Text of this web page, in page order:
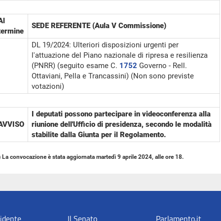
SEDE REFERENTE (Aula V Commissione)
DL 19/2024: Ulteriori disposizioni urgenti per
l'attuazione del Piano nazionale di ripresa e resilienza
(PNRR) (seguito esame C. 1752 Governo - Rell.
Ottaviani, Pella e Trancassini) (Non sono previste
votazioni)
I deputati possono partecipare in videoconferenza alla
riunione dell'Ufficio di presidenza, secondo le modalità
stabilite dalla Giunta per il Regolamento.
La convocazione è stata aggiornata martedì 9 aprile 2024, alle ore 18.
Il Senato Parlamento.it